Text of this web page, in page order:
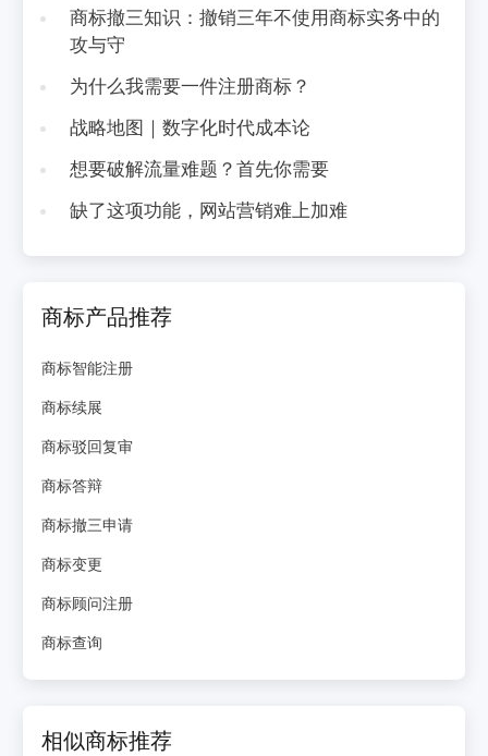
商标撤三知识：撤销三年不使用商标实务中的
攻与守
为什么我需要一件注册商标？
战略地图｜数字化时代成本论
想要破解流量难题？首先你需要
缺了这项功能，网站营销难上加难
商标产品推荐
商标智能注册
商标续展
商标驳回复审
商标答辩
商标撤三申请
商标变更
商标顾问注册
商标查询
相似商标推荐